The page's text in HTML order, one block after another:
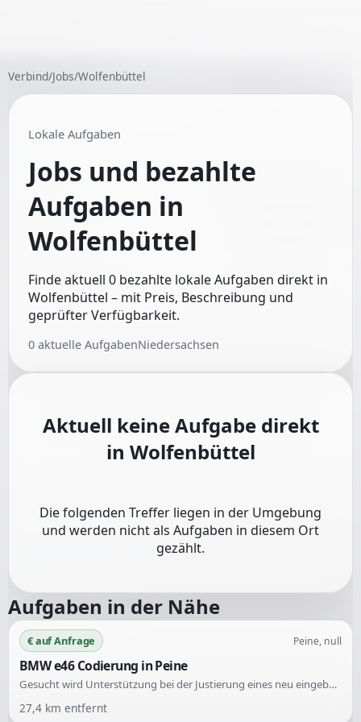
Verbind/Jobs/Wolfenbüttel
Lokale Aufgaben
Jobs und bezahlte
Aufgaben in
Wolfenbüttel
Finde aktuell 0 bezahlte lokale Aufgaben direkt in
Wolfenbüttel – mit Preis, Beschreibung und
geprüfter Verfügbarkeit.
0 aktuelle AufgabenNiedersachsen
Aktuell keine Aufgabe direkt
in Wolfenbüttel
Die folgenden Treffer liegen in der Umgebung
und werden nicht als Aufgaben in diesem Ort
gezählt.
Aufgaben in der Nähe
€ auf Anfrage Peine, null
BMW e46 Codierung in Peine
Gesucht wird Unterstützung bei der Justierung eines neu eingebauten Lenkwinkelsensors für einen BMW e46. Der Sensor ist bereits angelernt, aber die Null-Einstellung muss noch vorgenommen werden.
27,4 km entfernt